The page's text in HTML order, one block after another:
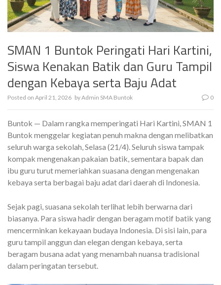
SMAN 1 Buntok Peringati Hari Kartini,
Siswa Kenakan Batik dan Guru Tampil
dengan Kebaya serta Baju Adat
Posted on April 21, 2026 byAdmin SMA Buntok 0
Buntok — Dalam rangka memperingati Hari Kartini, SMAN 1
Buntok menggelar kegiatan penuh makna dengan melibatkan
seluruh warga sekolah, Selasa (21/4). Seluruh siswa tampak
kompak mengenakan pakaian batik, sementara bapak dan
ibu guru turut memeriahkan suasana dengan mengenakan
kebaya serta berbagai baju adat dari daerah di Indonesia.
Sejak pagi, suasana sekolah terlihat lebih berwarna dari
biasanya. Para siswa hadir dengan beragam motif batik yang
mencerminkan kekayaan budaya Indonesia. Di sisi lain, para
guru tampil anggun dan elegan dengan kebaya, serta
beragam busana adat yang menambah nuansa tradisional
dalam peringatan tersebut.